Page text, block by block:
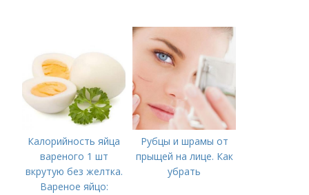
Калорийность яйца
вареного 1 шт
вкрутую без желтка.
Вареное яйцо:
Рубцы и шрамы от
прыщей на лице. Как
убрать